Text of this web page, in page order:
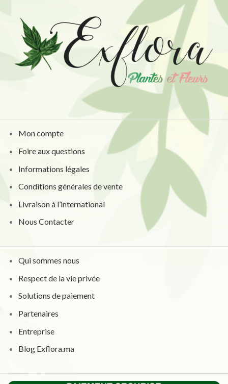
Mon compte
Foire aux questions
Informations légales
Conditions générales de vente
Livraison à l’international
Nous Contacter
Qui sommes nous
Respect de la vie privée
Solutions de paiement
Partenaires
Entreprise
Blog Exflora.ma